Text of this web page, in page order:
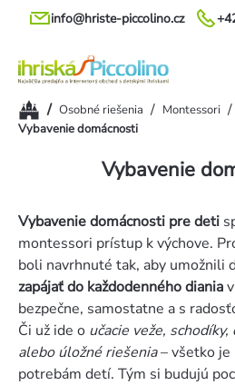
Prejsť
info@hriste-piccolino.cz
Domov
/ Osobné riešenia / Montessori /
Vybavenie domácnosti
Vybavenie
Vybavenie domácnosti pre deti
montessori prístup k výchove.
boli navrhnuté tak, aby umožnili
zapájať do každodenného diania
bezpečne, samostatne a s
Či už ide o učacie veže,
alebo úložné riešenia– všetko je
potrebám detí. Tým si budujú